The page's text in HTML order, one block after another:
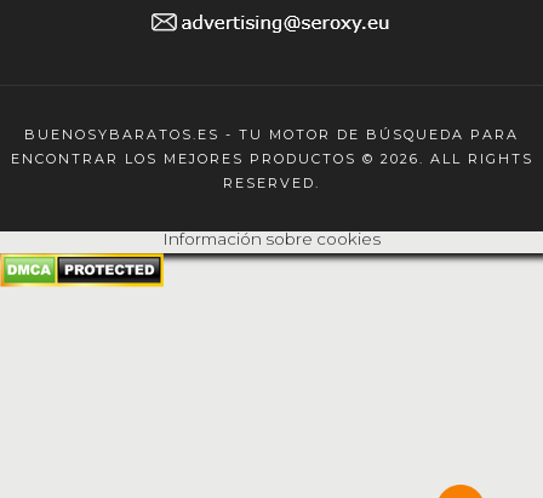
BUENOSYBARATOS.ES - TU MOTOR DE BÚSQUEDA PARA
ENCONTRAR LOS MEJORES PRODUCTOS © 2026. ALL RIGHTS
RESERVED.
Información sobre cookies